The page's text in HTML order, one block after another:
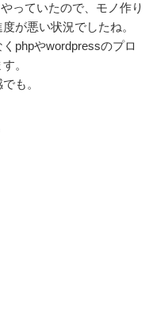
っていたので、モノ作り
が悪い状況でしたね。
phpやwordpressのプロ
。
も。